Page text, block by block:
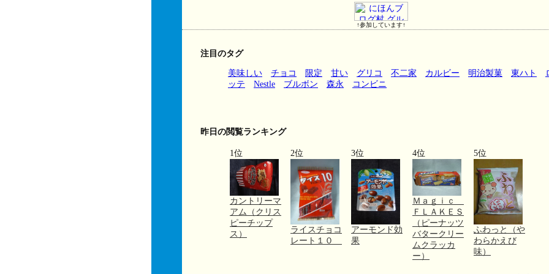
↑参加しています↑
注目のタグ
美味しい チョコ 限定 甘い グリコ 不二家 カルビー 明治製菓 東ハト
ッテ
Nestle ブルボン 森永 コンビニ
昨日の閲覧ランキング
1位
カントリーマ
アム（クリス
ピーチップ
ス）
2位
ライスチョコ
レート１０
3位
アーモンド効
果
4位
Ｍａｇｉｃ
ＦＬＡＫＥＳ
（ピーナッツ
バタークリー
ムクラッカ
ー）
5位
ふわっと（や
わらかえび
味）